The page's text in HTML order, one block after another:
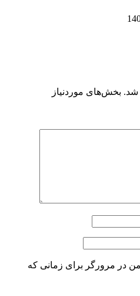
شد. بخش‌های موردنیاز
در مرورگر برای زمانی که